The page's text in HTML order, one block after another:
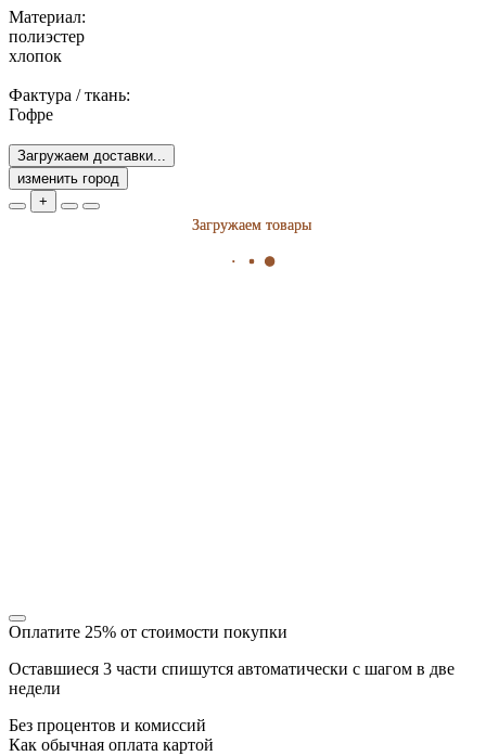
Материал:
полиэстер
хлопок
Фактура / ткань:
Гофре
Загружаем доставки...
изменить город
+
Оплатите 25% от стоимости покупки
Оставшиеся 3 части спишутся автоматически с шагом в две
недели
Без процентов и комиссий
Как обычная оплата картой
Загружаем товары
Загружаем товары